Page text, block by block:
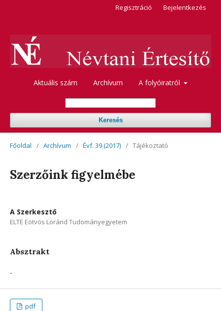
Aktuális szám Archívum A folyóiratról
Keresés
Regisztráció Bejelentkezés
Főoldal / Archívum / Évf. 39 (2017) / Tájékoztató
Szerzőink figyelmébe
A Szerkesztő
ELTE Eötvös Loránd Tudományegyetem
Absztrakt
-
pdf